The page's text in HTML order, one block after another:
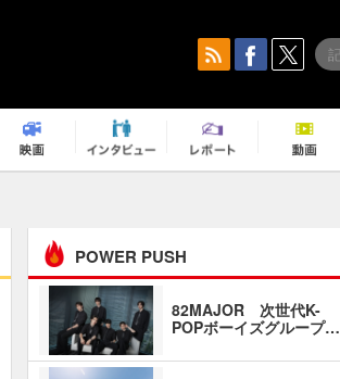
POWER PUSH
82MAJOR 次世代K-
POPボーイズグループ…